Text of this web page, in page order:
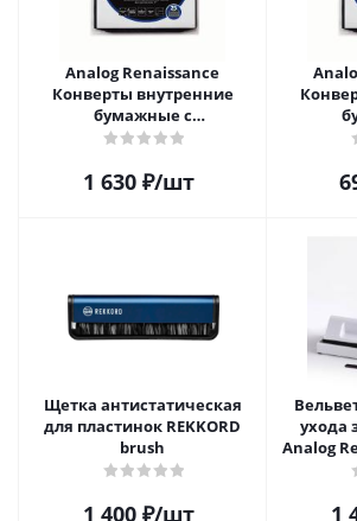
Analog Renaissance
Конверты внутренние
бумажные с
антистатическим пакетом
Audiophile Paper+Plastic (25
1 630₽/шт
Щетка антистатическая
для пластинок REKKORD
brush
1 400₽/шт
ухода
Analog
Velvet
1